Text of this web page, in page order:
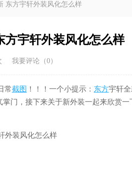
东方宇轩外装风化怎么样
方宇轩外装风化怎么样
我要评论（0）
常截图 ！！！一个小提示： 东方宇轩
门，接下来关于新外装一起来欣赏一